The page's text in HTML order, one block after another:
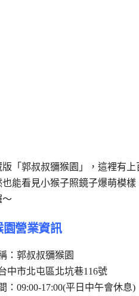
版「郭叔叔獼猴園」，這裡有
能看見小猴子照鏡子爆萌模
～
營業資訊
：郭叔叔獼猴園
中市北屯區北坑巷116號
：09:00-17:00(平日中午會休息)